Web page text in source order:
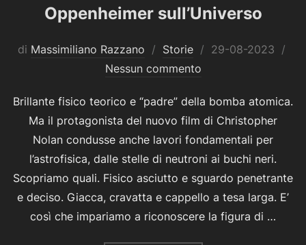
Oppenheimer sull’Universo
di Massimiliano Razzano Storie
Pubblicato
29-08-2023
Nessun commento
Brillante fisico teorico e “padre” della bomba atomica.
Ma il protagonista del nuovo film di Christopher
Nolan condusse anche lavori fondamentali per
l’astrofisica, dalle stelle di neutroni ai buchi neri.
Scopriamo quali. Fisico asciutto e sguardo penetrante
e deciso. Giacca, cravatta e cappello a tesa larga. E’
così che impariamo a riconoscere la figura di …